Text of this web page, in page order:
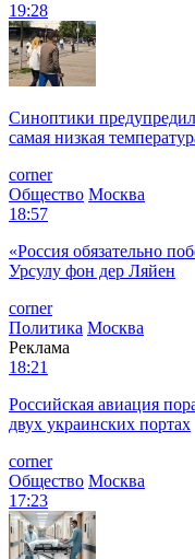
19:28
Синоптики
самая низкая
corner
Общество Москва
18:57
«Россия обязательно
Урсулу фон дер Ляйен
corner
Политика Москва
Реклама
18:21
Российская авиация
двух украинских портах
corner
Общество Москва
17:23